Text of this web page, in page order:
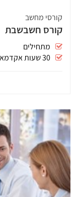
קורסי מחשב
קורס חשבשבת
מתחילים
30 שעות אקדמאיות + 30 שעות תרגול